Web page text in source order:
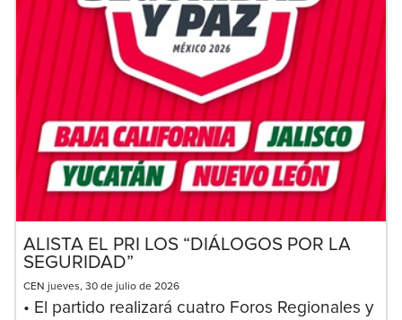
ALISTA EL PRI LOS “DIÁLOGOS POR LA
SEGURIDAD”
CEN jueves, 30 de julio de 2026
• El partido realizará cuatro Foros Regionales y